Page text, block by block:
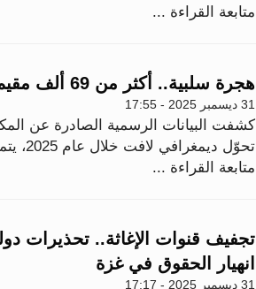
متابعة القراءة ...
هجرة سلبية.. أكثر من 69 ألف مقيم يغادرون إسرائيل في 2025
31 ديسمبر 2025 - 17:55
كشفت البيانات الرسمية الصادرة عن
تحوّل ديمغرافي لافت خلال عام 2025، يتمثل في تسجيل...
متابعة القراءة ...
تجفيف قنوات الإغاثة.. تحذيرات
انهيار الحقوق في غزة
31 ديسمبر 2025 - 17:17